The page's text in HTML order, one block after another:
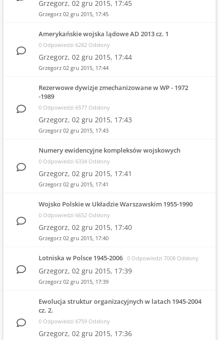
Grzegorz, 02 gru 2015, 17:45
Grzegorz 02 gru 2015, 17:45
Amerykańskie wojska lądowe AD 2013 cz. 1
0 Odpowiedzi 6282 Odsłony
Grzegorz, 02 gru 2015, 17:44
Grzegorz 02 gru 2015, 17:44
Rezerwowe dywizje zmechanizowane w WP - 1972
-1989
0 Odpowiedzi 6577 Odsłony
Grzegorz, 02 gru 2015, 17:43
Grzegorz 02 gru 2015, 17:43
Numery ewidencyjne kompleksów wojskowych
0 Odpowiedzi 6334 Odsłony
Grzegorz, 02 gru 2015, 17:41
Grzegorz 02 gru 2015, 17:41
Wojsko Polskie w Układzie Warszawskim 1955-1990
0 Odpowiedzi 6652 Odsłony
Grzegorz, 02 gru 2015, 17:40
Grzegorz 02 gru 2015, 17:40
Lotniska w Polsce 1945-2006 0 Odpowiedzi 7008 Odsłony
Grzegorz, 02 gru 2015, 17:39
Grzegorz 02 gru 2015, 17:39
Ewolucja struktur organizacyjnych w latach 1945-2004
cz. 2.
0 Odpowiedzi 6759 Odsłony
Grzegorz, 02 gru 2015, 17:36